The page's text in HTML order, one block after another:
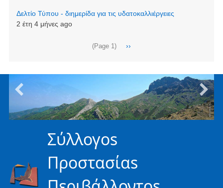
Σύλλογοs
Προστασίαs
Δελτίο Τύπου - διημερίδα για τις υδατοκαλλιέργειες
2 έτη 4 μήνες ago
(Page 1)
Next
››